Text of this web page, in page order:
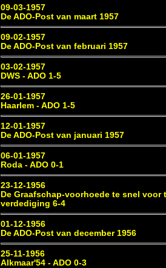
09-03-1957
De ADO-Post van maart 1957
09-02-1957
De ADO-Post van februari 1957
03-02-1957
DWS - ADO 1-5
26-01-1957
Haarlem - ADO 1-5
12-01-1957
De ADO-Post van januari 1957
06-01-1957
Roda - ADO 0-1
23-12-1956
De Graafschap-voorhoede te snel voor
verdediging 6-4
01-12-1956
De ADO-Post van december 1956
25-11-1956
Alkmaar'54 - ADO 0-3